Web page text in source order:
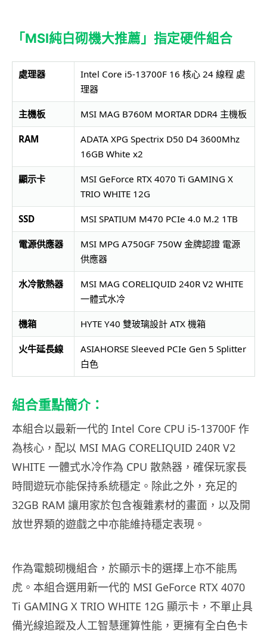
「MSI純白砌機大推薦」指定硬件組合
處理器
Intel Core i5-13700F 16 核心 24 線程 處
理器
主機板 MSI MAG B760M MORTAR DDR4 主機板
RAM
ADATA XPG Spectrix D50 D4 3600Mhz
16GB White x2
顯示卡
MSI GeForce RTX 4070 Ti GAMING X
TRIO WHITE 12G
SSD MSI SPATIUM M470 PCIe 4.0 M.2 1TB
電源供應器
MSI MPG A750GF 750W 金牌認證 電源
供應器
水冷散熱器
MSI MAG CORELIQUID 240R V2 WHITE
一體式水冷
機箱 HYTE Y40 雙玻璃設計 ATX 機箱
火牛延長線
ASIAHORSE Sleeved PCIe Gen 5 Splitter
白色
組合重點簡介：
本組合以最新一代的 Intel Core CPU i5-13700F 作
為核心，配以 MSI MAG CORELIQUID 240R V2
WHITE 一體式水冷作為 CPU 散熱器，確保玩家長
時間遊玩亦能保持系統穩定。除此之外，充足的
32GB RAM 讓用家於包含複雜素材的畫面，以及開
放世界類的遊戲之中亦能維持穩定表現。
作為電競砌機組合，於顯示卡的選擇上亦不能馬
虎。本組合選用新一代的 MSI GeForce RTX 4070
Ti GAMING X TRIO WHITE 12G 顯示卡，不單止具
備光線追蹤及人工智慧運算性能，更擁有全白色卡